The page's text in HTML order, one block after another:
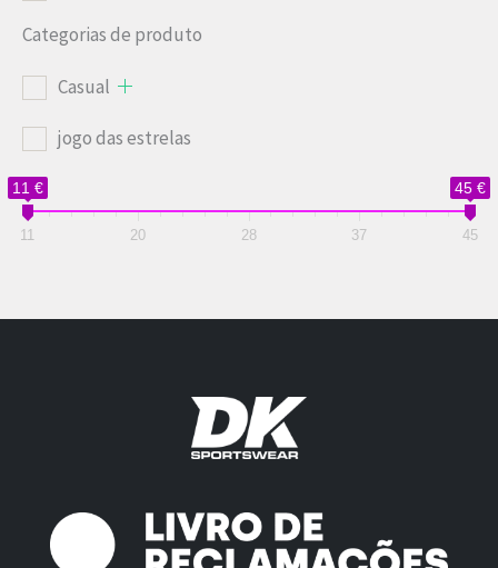
Categorias de produto
Casual
jogo das estrelas
11 € 45 €
11 20 28 37 45